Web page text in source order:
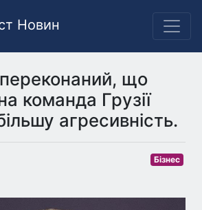
Новин
що
команда Грузії
агресивність.
Бізнес